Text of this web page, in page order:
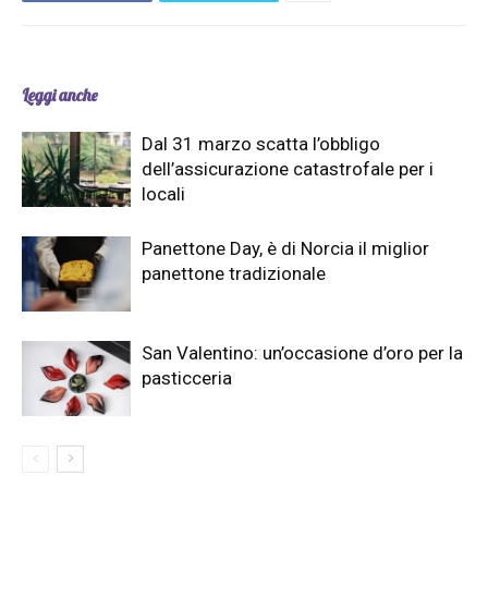
Leggi anche
Dal 31 marzo scatta l’obbligo
dell’assicurazione catastrofale per i
locali
Panettone Day, è di Norcia il miglior
panettone tradizionale
San Valentino: un’occasione d’oro per la
pasticceria